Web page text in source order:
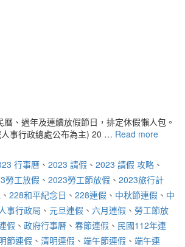
、過年及連續放假節日，排定休假懶人包。
事行政總處公布為主) 20 … Read more
行事曆 、2023 請假 、2023 請假 攻略 、
勞工放假 、 2023勞工節放假 、 2023旅行計
、 228和平紀念日 、 228連假 、 中秋節連假 、 中
事行政局 、 元旦連假 、 六月連假 、 勞工節放
假 、 政府行事曆 、 春節連假 、 民國112年連
節連假 、 清明連假 、 端午節連假 、 端午連